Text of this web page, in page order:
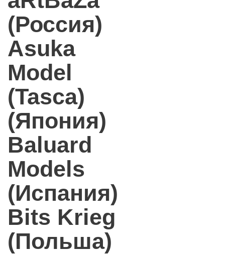
(Россия)
Asuka
Model
(Tasca)
(Япония)
Baluard
Models
(Испания)
Bits Krieg
(Польша)